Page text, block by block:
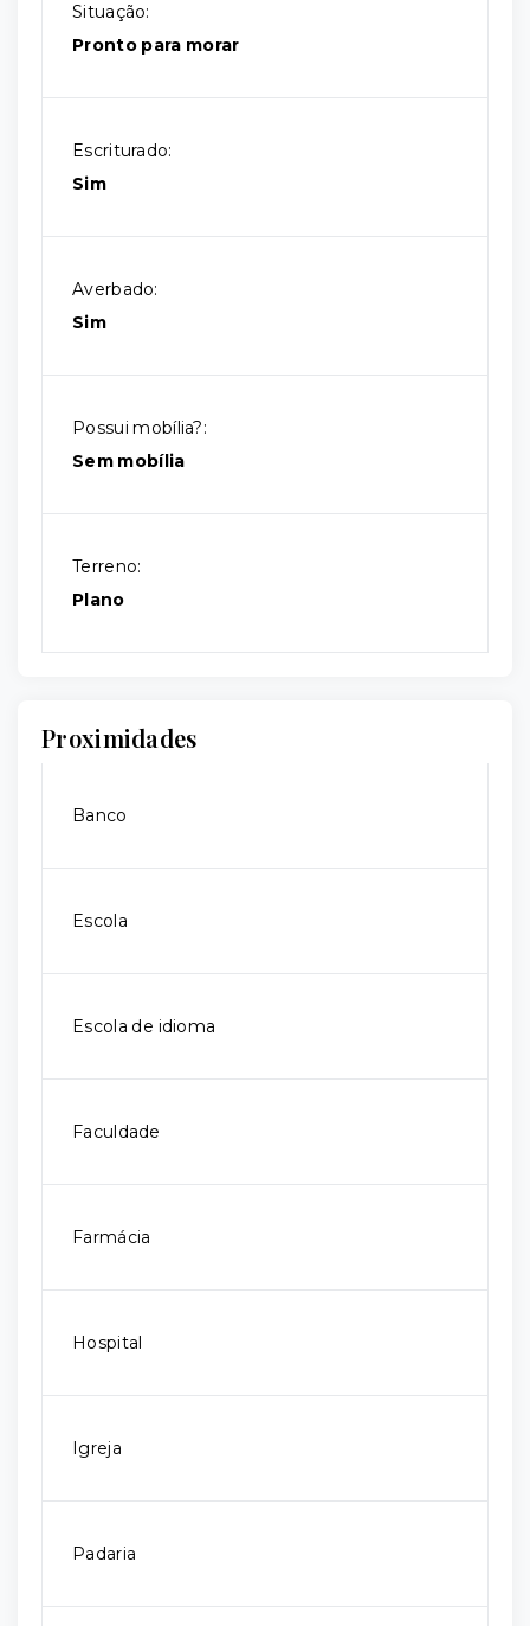
Situação:
Pronto para morar
Escriturado:
Sim
Averbado:
Sim
Possui mobília?:
Sem mobília
Terreno:
Plano
Proximidades
Banco
Escola
Escola de idioma
Faculdade
Farmácia
Hospital
Igreja
Padaria